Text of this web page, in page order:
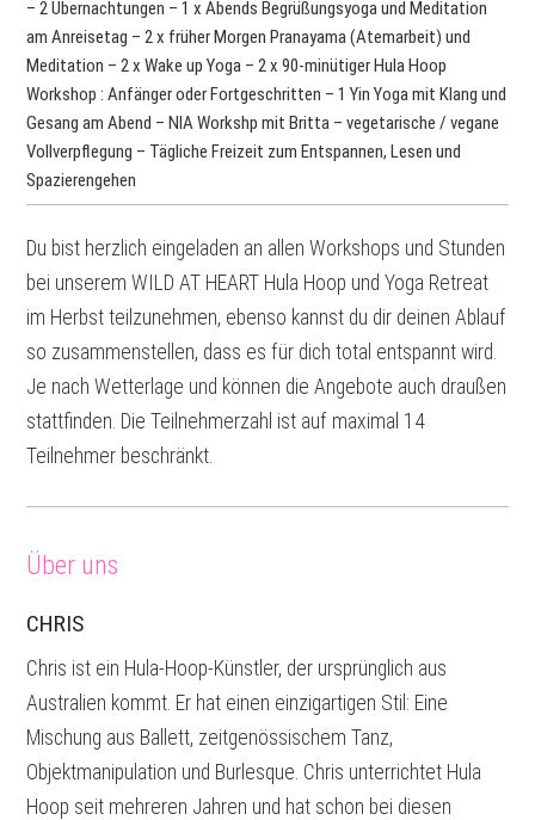
– 2 Übernachtungen – 1 x Abends Begrüßungsyoga und Meditation
am Anreisetag – 2 x früher Morgen Pranayama (Atemarbeit) und
Meditation – 2 x Wake up Yoga – 2 x 90-minütiger Hula Hoop
Workshop : Anfänger oder Fortgeschritten – 1 Yin Yoga mit Klang und
Gesang am Abend – NIA Workshp mit Britta – vegetarische / vegane
Vollverpflegung – Tägliche Freizeit zum Entspannen, Lesen und
Spazierengehen
Du bist herzlich eingeladen an allen Workshops und Stunden
bei unserem WILD AT HEART Hula Hoop und Yoga Retreat
im Herbst teilzunehmen, ebenso kannst du dir deinen Ablauf
so zusammenstellen, dass es für dich total entspannt wird.
Je nach Wetterlage und können die Angebote auch draußen
stattfinden. Die Teilnehmerzahl ist auf maximal 14
Teilnehmer beschränkt.
Über uns
CHRIS
Chris ist ein Hula-Hoop-Künstler, der ursprünglich aus
Australien kommt. Er hat einen einzigartigen Stil: Eine
Mischung aus Ballett, zeitgenössischem Tanz,
Objektmanipulation und Burlesque. Chris unterrichtet Hula
Hoop seit mehreren Jahren und hat schon bei diesen